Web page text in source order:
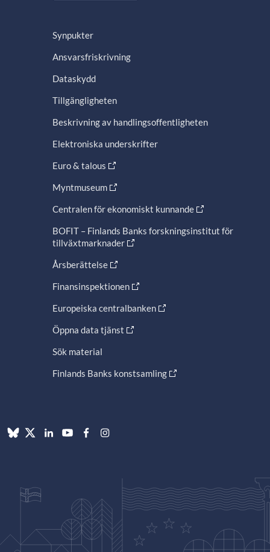
Synpukter
Ansvarsfriskrivning
Dataskydd
Tillgängligheten
Beskrivning av handlingsoffentligheten
Elektroniska underskrifter
Euro & talous
Myntmuseum
Centralen för ekonomiskt kunnande
BOFIT – Finlands Banks forskningsinstitut för
tillväxtmarknader
Årsberättelse
Finansinspektionen
Europeiska centralbanken
Öppna data tjänst
Sök material
Finlands Banks konstsamling